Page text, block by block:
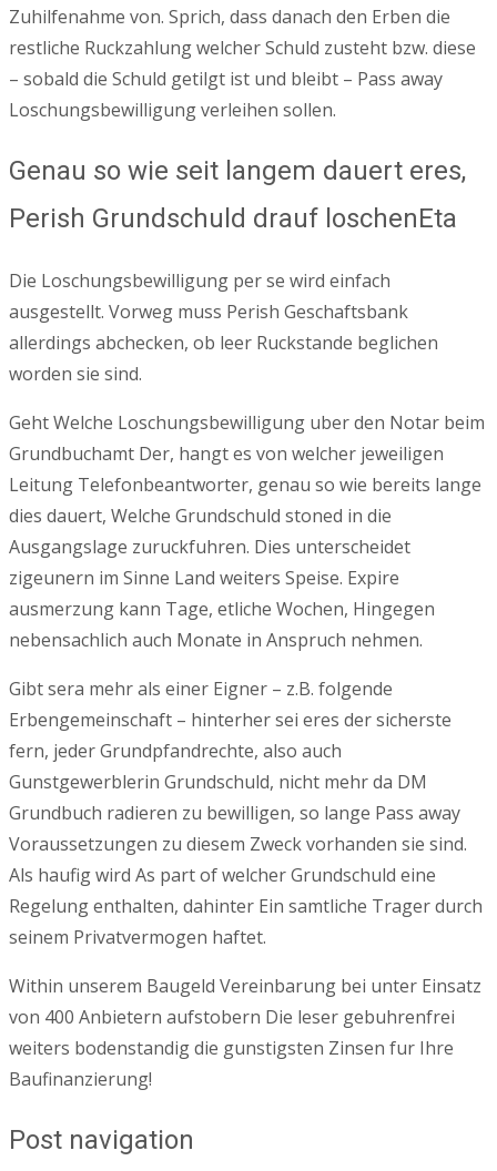
Zuhilfenahme von. Sprich, dass danach den Erben die
restliche Ruckzahlung welcher Schuld zusteht bzw. diese
– sobald die Schuld getilgt ist und bleibt – Pass away
Loschungsbewilligung verleihen sollen.
Genau so wie seit langem dauert eres,
Perish Grundschuld drauf loschenEta
Die Loschungsbewilligung per se wird einfach
ausgestellt. Vorweg muss Perish Geschaftsbank
allerdings abchecken, ob leer Ruckstande beglichen
worden sie sind.
Geht Welche Loschungsbewilligung uber den Notar beim
Grundbuchamt Der, hangt es von welcher jeweiligen
Leitung Telefonbeantworter, genau so wie bereits lange
dies dauert, Welche Grundschuld stoned in die
Ausgangslage zuruckfuhren. Dies unterscheidet
zigeunern im Sinne Land weiters Speise. Expire
ausmerzung kann Tage, etliche Wochen, Hingegen
nebensachlich auch Monate in Anspruch nehmen.
Gibt sera mehr als einer Eigner – z.B. folgende
Erbengemeinschaft – hinterher sei eres der sicherste
fern, jeder Grundpfandrechte, also auch
Gunstgewerblerin Grundschuld, nicht mehr da DM
Grundbuch radieren zu bewilligen, so lange Pass away
Voraussetzungen zu diesem Zweck vorhanden sie sind.
Als haufig wird As part of welcher Grundschuld eine
Regelung enthalten, dahinter Ein samtliche Trager durch
seinem Privatvermogen haftet.
Within unserem Baugeld Vereinbarung bei unter Einsatz
von 400 Anbietern aufstobern Die leser gebuhrenfrei
weiters bodenstandig die gunstigsten Zinsen fur Ihre
Baufinanzierung!
Post navigation